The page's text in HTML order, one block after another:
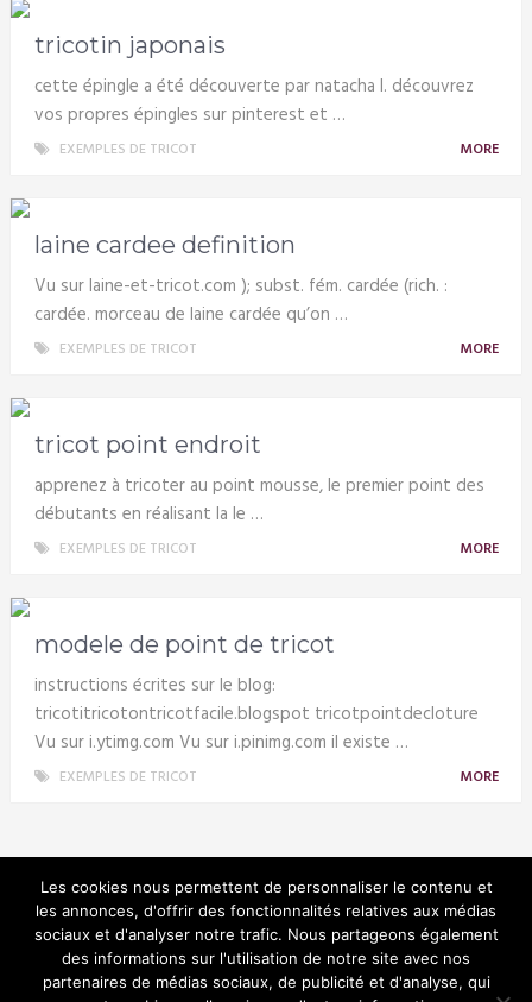
tricotin japonais
cette épingle a été découverte par natacha l. découvrez
vos propres épingles sur pinterest et …
EXEMPLES DE TRICOT MORE
laine cardee definition
Vu sur laine-et-tricot.com ); subst. fém. cardée (rich. :
cardée. morceau de laine cardée qu’on …
EXEMPLES DE TRICOT MORE
tricot point endroit
apprenez à tricoter au point mousse, le premier point des
débutants en réalisant la le …
EXEMPLES DE TRICOT MORE
modele de point de tricot
instructions écrites sur le blog:
tricotitricotontricotfacile.blogspot tricotpointdecloture
Vu sur i.ytimg.com Vu sur i.pinimg.com il existe …
EXEMPLES DE TRICOT MORE
Tricotin
Les cookies nous permettent de personnaliser le contenu et
les annonces, d'offrir des fonctionnalités relatives aux médias
sociaux et d'analyser notre trafic. Nous partageons également
des informations sur l'utilisation de notre site avec nos
partenaires de médias sociaux, de publicité et d'analyse, qui